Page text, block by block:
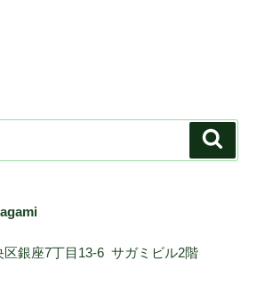
銀座7丁目13-6 サガミビル2階